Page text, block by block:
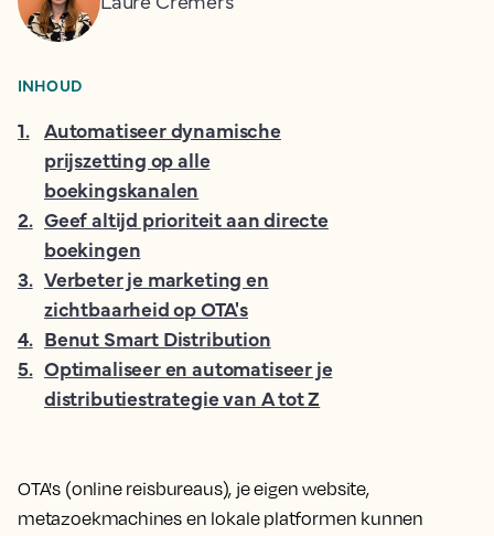
OTA's (online reisbureaus), je eigen website,
metazoekmachines en lokale platformen kunnen
INHOUD
1. Automatiseer dynamische
prijszetting op alle
boekingskanalen
2. Geef altijd prioriteit aan directe
boekingen
3. Verbeter je marketing en
zichtbaarheid op OTA's
4. Benut Smart Distribution
5. Optimaliseer en automatiseer je
distributiestrategie van A tot Z